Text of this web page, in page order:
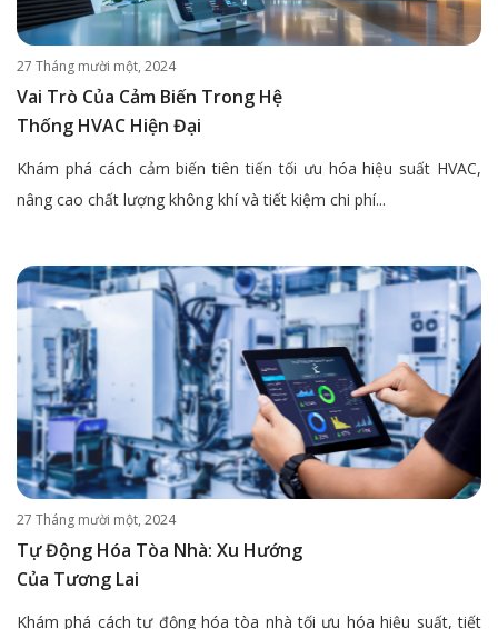
27 Tháng mười một, 2024
Vai Trò Của Cảm Biến Trong Hệ
Thống HVAC Hiện Đại
Khám phá cách cảm biến tiên tiến tối ưu hóa hiệu suất HVAC,
nâng cao chất lượng không khí và tiết kiệm chi phí...
27 Tháng mười một, 2024
Tự Động Hóa Tòa Nhà: Xu Hướng
Của Tương Lai
Khám phá cách tự động hóa tòa nhà tối ưu hóa hiệu suất, tiết